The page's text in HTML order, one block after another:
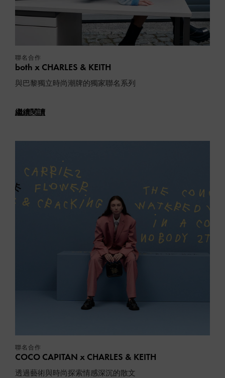
聯名合作
both x CHARLES & KEITH
與巴黎獨立時尚潮牌的獨家聯名系列
繼續閱讀
聯名合作
COCO CAPITAN x CHARLES & KEITH
透過藝術與時尚探索情感深沉的散文